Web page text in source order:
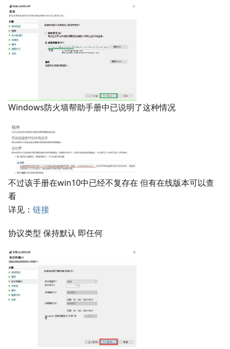
Windows防火墙帮助手册中已说明了这种情况
不过该手册在win10中已经不复存在 但有在线版本可以查
看
详见： 链接
协议类型 保持默认 即任何